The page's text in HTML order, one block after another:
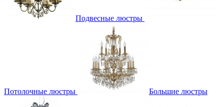
Подвесные люстры
Потолочные люстры Большие люстры